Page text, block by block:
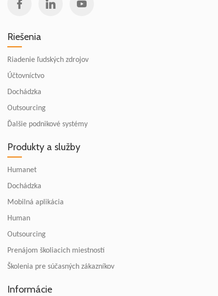
Riešenia
Riadenie ľudských zdrojov
Účtovníctvo
Dochádzka
Outsourcing
Ďalšie podnikové systémy
Produkty a služby
Humanet
Dochádzka
Mobilná aplikácia
Human
Outsourcing
Prenájom školiacich miestností
Školenia pre súčasných zákazníkov
Informácie